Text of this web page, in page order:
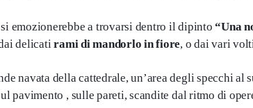
emozionerebbe a trovarsi dentro il dipinto “Una
delicatirami di mandorlo in fiore, o dai vari
navata della cattedrale, un’area degli specchi al
pavimento , sulle pareti, scandite dal ritmo di